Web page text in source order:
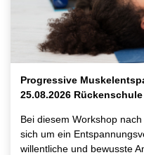
Progressive
25.08.2026
Bei diesem Workshop
sich um ein
willentliche und bewusste